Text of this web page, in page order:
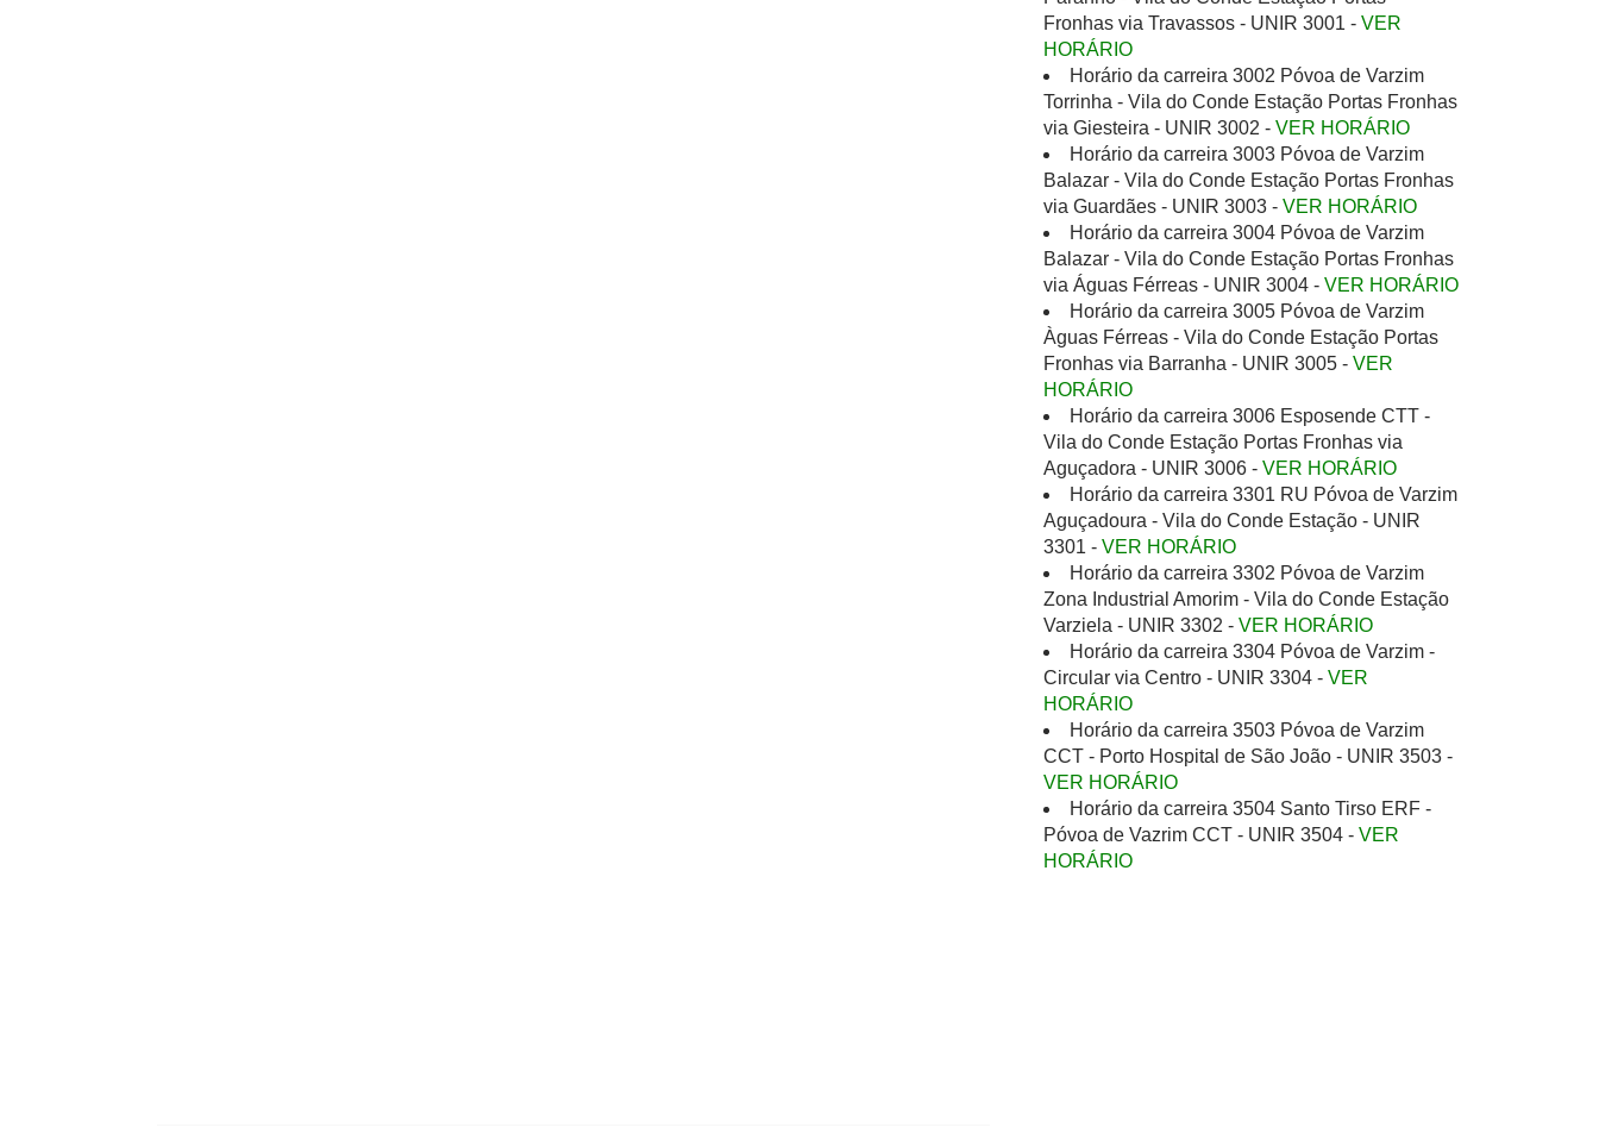
Fronhas via Travassos - UNIR 3001 - VER
HORÁRIO
Horário da carreira 3002 Póvoa de Varzim
Torrinha - Vila do Conde Estação Portas Fronhas
via Giesteira - UNIR 3002 - VER HORÁRIO
Horário da carreira 3003 Póvoa de Varzim
Balazar - Vila do Conde Estação Portas Fronhas
via Guardães - UNIR 3003 - VER HORÁRIO
Horário da carreira 3004 Póvoa de Varzim
Balazar - Vila do Conde Estação Portas Fronhas
via Águas Férreas - UNIR 3004 - VER HORÁRIO
Horário da carreira 3005 Póvoa de Varzim
Àguas Férreas - Vila do Conde Estação Portas
Fronhas via Barranha - UNIR 3005 - VER
HORÁRIO
Horário da carreira 3006 Esposende CTT -
Vila do Conde Estação Portas Fronhas via
Aguçadora - UNIR 3006 - VER HORÁRIO
Horário da carreira 3301 RU Póvoa de Varzim
Aguçadoura - Vila do Conde Estação - UNIR
3301 - VER HORÁRIO
Horário da carreira 3302 Póvoa de Varzim
Zona Industrial Amorim - Vila do Conde Estação
Varziela - UNIR 3302 - VER HORÁRIO
Horário da carreira 3304 Póvoa de Varzim -
Circular via Centro - UNIR 3304 - VER
HORÁRIO
Horário da carreira 3503 Póvoa de Varzim
CCT - Porto Hospital de São João - UNIR 3503 -
VER HORÁRIO
Horário da carreira 3504 Santo Tirso ERF -
Póvoa de Vazrim CCT - UNIR 3504 - VER
HORÁRIO